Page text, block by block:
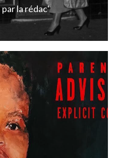
parla rédac'